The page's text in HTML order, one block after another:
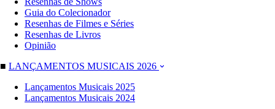
Guia do Colecionador
Resenhas de Filmes e Séries
Resenhas de Livros
Opinião
■ LANÇAMENTOS MUSICAIS 2026
Lançamentos Musicais 2025
Lançamentos Musicais 2024